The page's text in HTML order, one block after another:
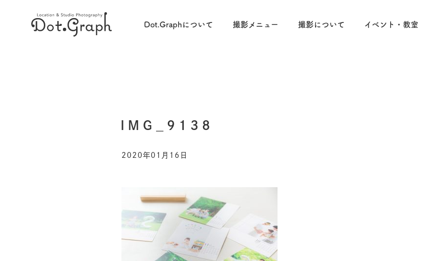
Dot.Graphについて 撮影メニュー 撮影について イベント・教室
IMG_9138
2020年01月16日